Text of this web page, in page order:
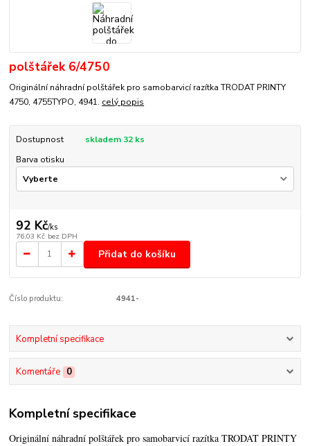
polštářek 6/4750
Originální náhradní polštářek pro samobarvicí razítka TRODAT PRINTY
4750, 4755TYPO, 4941. celý popis
Dostupnost
skladem 32 ks
Barva otisku
92 Kč/ks
76,03 Kč bez DPH
Přidat do košíku
Číslo produktu: 4941-
Kompletní specifikace
Komentáře 0
Kompletní specifikace
Originální náhradní polštářek pro samobarvicí razítka TRODAT PRINTY